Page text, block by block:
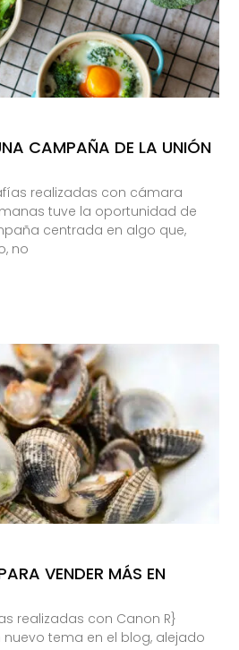
CAMPAÑA DE LA UNIÓN
realizadas con cámara
tuve la oportunidad de
centrada en algo que,
no
VENDER MÁS EN
realizadas con Canon R}
tema en el blog, alejado